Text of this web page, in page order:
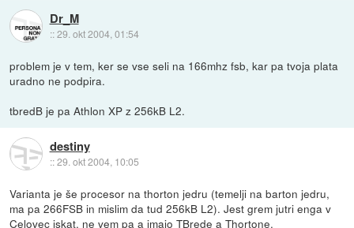
Dr_M
::29. okt 2004, 01:54
problem je v tem, ker se vse seli na 166mhz fsb, kar pa tvoja plata
uradno ne podpira.
tbredB je pa Athlon XP z 256kB L2.
destiny
::29. okt 2004, 10:05
Varianta je še procesor na thorton jedru (temelji na barton jedru,
ma pa 266FSB in mislim da tud 256kB L2). Jest grem jutri enga v
Celovec iskat, ne vem pa a imajo TBrede a Thortone.